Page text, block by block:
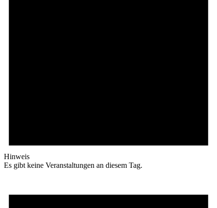
Hinweis
Es gibt keine Veranstaltungen an diesem Tag.